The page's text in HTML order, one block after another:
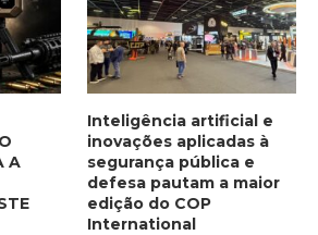
A
Inteligência artificial e
inovações aplicadas à
segurança pública e
defesa pautam a maior
edição do COP
International